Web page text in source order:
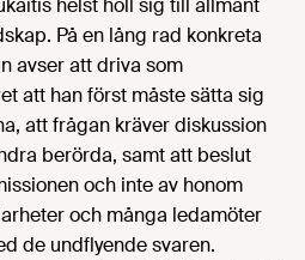
helst höll sig till allmänt
På en lång rad konkreta
avser att driva som
att han först måste sätta sig
att frågan kräver diskussion
berörda, samt att beslut
och inte av honom
och många ledamöter
de undflyende svaren.